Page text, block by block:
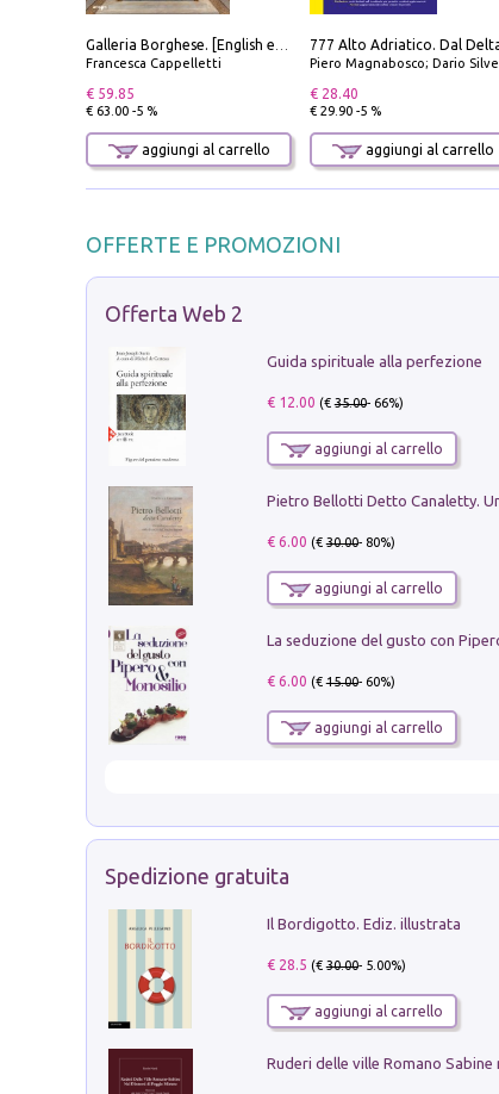
Francesca Cappelletti
€ 59.85
€ 63.00 -5 %
aggiungi al carrello
Piero Magnabosco; Dario Silvestro; Marco Sbrizzi
€ 28.40
€ 29.90 -5 %
aggiungi al carrello
OFFERTE E PROMOZIONI
Offerta Web 2
Guida spirituale alla perfezione
€ 12.00 (€35.00- 66%)
aggiungi al carrello
€ 6.00 (€30.00- 80%)
aggiungi al carrello
€ 6.00 (€15.00- 60%)
aggiungi al carrello
Spedizione gratuita
Il Bordigotto. Ediz. illustrata
€ 28.5 (€30.00- 5.00%)
aggiungi al carrello